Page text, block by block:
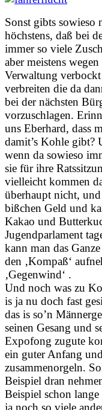
Sonst gibts
höchstens, daß bei
immer so viele
aber meistens
Verwaltung
verbreiten die da
bei der nächsten
vorzuschlagen.
uns Eberhard, dass
damit’s Kohle gibt?
wenn da sowieso
sie für ihre
vielleicht kommen
überhaupt nicht, und
bißchen Geld und
Kakao und
Jugendparlament
kann man das
den ‚Kompaß‘
‚Gegenwind‘ .
Und noch was zu
is ja nu doch fast
das is so’n
seinen Gesang und
Expofong zugute
ein guter Anfang
zusammenorgeln.
Beispiel dran
Beispiel schon
ja noch so viele